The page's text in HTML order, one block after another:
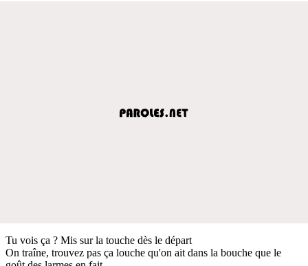
Tu vois ça ? Mis sur la touche dès le départ
On traîne, trouvez pas ça louche qu'on ait dans la bouche que le